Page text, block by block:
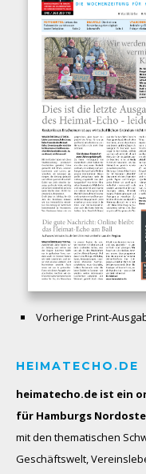
Vorherige Print-
HEIMATECHO.DE
heimatecho.de ist ein
für Hamburgs
mit den thematischen
Geschäftswelt,